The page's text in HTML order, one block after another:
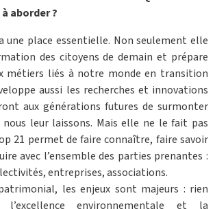
aborder ?
une place essentielle. Non seulement elle
des citoyens de demain et prépare
métiers liés à notre monde en transition
aussi les recherches et innovations
aux générations futures de surmonter
nous leur laissons. Mais elle ne le fait pas
21 permet de faire connaître, faire savoir
avec l’ensemble des parties prenantes :
entreprises, associations.
les enjeux sont majeurs : rien
environnementale et la